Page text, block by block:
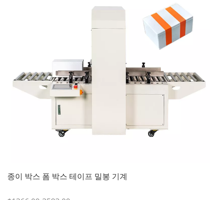
종이 박스 폼 박스 테이프 밀봉 기계